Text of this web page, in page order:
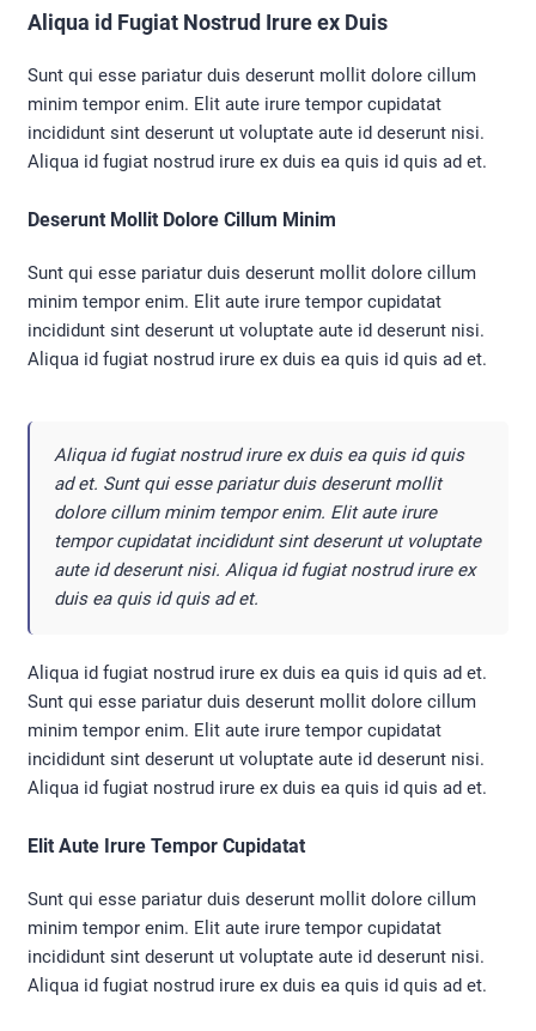
Aliqua id Fugiat Nostrud Irure ex Duis
Sunt qui esse pariatur duis deserunt mollit dolore cillum
minim tempor enim. Elit aute irure tempor cupidatat
incididunt sint deserunt ut voluptate aute id deserunt nisi.
Aliqua id fugiat nostrud irure ex duis ea quis id quis ad et.
Deserunt Mollit Dolore Cillum Minim
Sunt qui esse pariatur duis deserunt mollit dolore cillum
minim tempor enim. Elit aute irure tempor cupidatat
incididunt sint deserunt ut voluptate aute id deserunt nisi.
Aliqua id fugiat nostrud irure ex duis ea quis id quis ad et.
Aliqua id fugiat nostrud irure ex duis ea quis id quis
ad et. Sunt qui esse pariatur duis deserunt mollit
dolore cillum minim tempor enim. Elit aute irure
tempor cupidatat incididunt sint deserunt ut voluptate
aute id deserunt nisi. Aliqua id fugiat nostrud irure ex
duis ea quis id quis ad et.
Aliqua id fugiat nostrud irure ex duis ea quis id quis ad et.
Sunt qui esse pariatur duis deserunt mollit dolore cillum
minim tempor enim. Elit aute irure tempor cupidatat
incididunt sint deserunt ut voluptate aute id deserunt nisi.
Aliqua id fugiat nostrud irure ex duis ea quis id quis ad et.
Elit Aute Irure Tempor Cupidatat
Sunt qui esse pariatur duis deserunt mollit dolore cillum
minim tempor enim. Elit aute irure tempor cupidatat
incididunt sint deserunt ut voluptate aute id deserunt nisi.
Aliqua id fugiat nostrud irure ex duis ea quis id quis ad et.